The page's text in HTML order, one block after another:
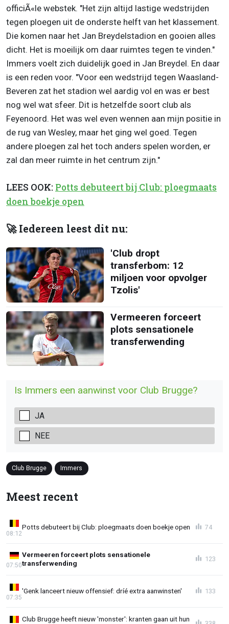
officiÃ«le webstek. "Het zijn altijd lastige wedstrijden
tegen ploegen uit de onderste helft van het klassement.
Die komen naar het Jan Breydelstadion en gooien alles
dicht. Het is moeilijk om daar ruimtes tegen te vinden."
Immers voelt zich duidelijk goed in Jan Breydel. En daar
is een reden voor. "Voor een wedstrijd tegen Waasland-
Beveren zat het stadion wel aardig vol en was er best
nog wel wat sfeer. Dit is hetzelfde soort club als
Feyenoord. Het was wel even wennen aan mijn positie in
de rug van Wesley, maar het ging wel goed. Tegen
andere ploegen zal het toch anders spelen worden, er
zal dan meer ruimte in het centrum zijn."
LEES OOK: Potts debuteert bij Club: ploegmaats
doen boekje open
🚀 Iedereen leest dit nu:
'Club dropt
transferbom: 12
miljoen voor opvolger
Tzolis'
Vermeeren forceert
plots sensationele
transferwending
Is Immers een aanwinst voor Club Brugge?
JA
NEE
Club Brugge Immers
Meest recent
Potts debuteert bij Club: ploegmaats doen boekje open
08:12
74
Vermeeren forceert plots sensationele
transferwending
07:50
123
'Genk lanceert nieuw offensief: dríé extra aanwinsten'
07:35
133
Club Brugge heeft nieuw 'monster': kranten gaan uit hun